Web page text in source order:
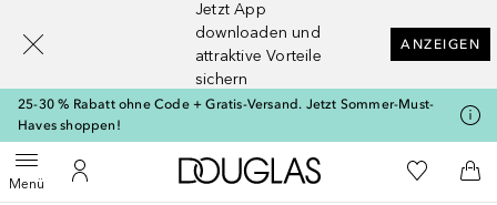
Jetzt App
downloaden und
attraktive Vorteile
sichern
ANZEIGEN
25-30 % Rabatt ohne Code + Gratis-Versand. Jetzt Sommer-Must-
Haves shoppen!
MenüMenü öffnenZu Meinem Kundenkonto
Zur Douglas Startseite
Zu Meiner
Gehe zurück
Suche ausführen
[navigation.slideout.screenreader]